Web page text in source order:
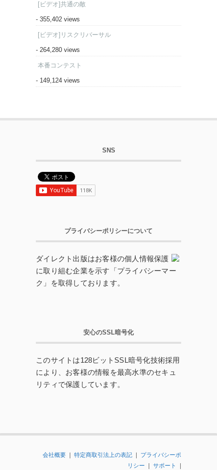
[ビデオ]共通の敵
- 355,402 views
[ビデオ]リスクリバーサル
- 264,280 views
本番コンテスト
- 149,124 views
SNS
プライバシーポリシーについて
ダイレクト出版はお客様の個人情報保護
に取り組む企業を示す「プライバシーマー
ク」を取得しております。
安心のSSL暗号化
このサイトは128ビットSSL暗号化技術採用
により、お客様の情報を最高水準のセキュ
リティで保護しています。
会社概要 特定商取引法上の表記
プライバシーポ
リシー
サポート